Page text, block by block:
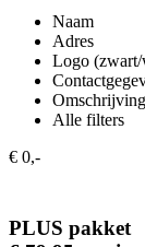
Naam
Adres
Logo
Alle filters
€ 0,-
PLUS pakket